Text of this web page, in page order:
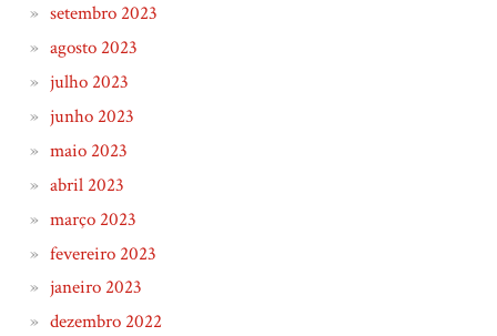
setembro 2023
agosto 2023
julho 2023
junho 2023
maio 2023
abril 2023
março 2023
fevereiro 2023
janeiro 2023
dezembro 2022